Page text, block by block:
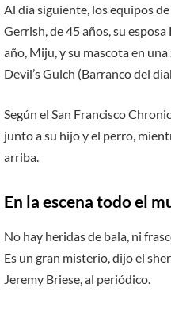
Al día siguiente, los equipos
Gerrish, de 45 años, su
año, Miju, y su mascota en
Devil’s Gulch (Barranco del
Según el San Francisco
junto a su hijo y el perro,
arriba.
En la escena todo el
No hay heridas de bala, ni
Es un gran misterio, dijo el
Jeremy Briese, al periódico.